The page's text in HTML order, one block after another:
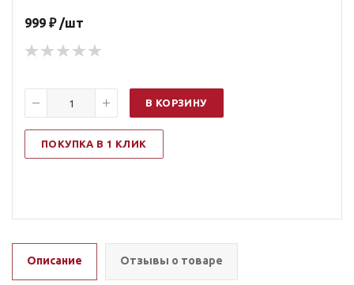
999 ₽ /шт
В КОРЗИНУ
ПОКУПКА В 1 КЛИК
Описание Отзывы о товаре